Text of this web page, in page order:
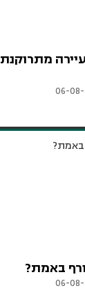
מתרוקנת
06-08-
באמת?
06-08-